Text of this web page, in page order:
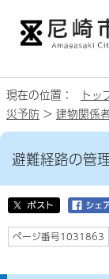
現在の位置： トッ
災予防 > 建物関係
避難経路の管
ページ番号1031863